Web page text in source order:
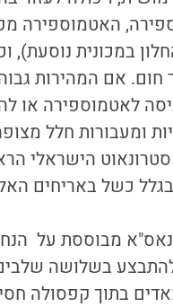
האטמוספירה
במכונית
חום. אם המהירות
לאטמוספירה או
ומעבורות חלל
כשל באריחים
בשלושה
בתוך קפסולה